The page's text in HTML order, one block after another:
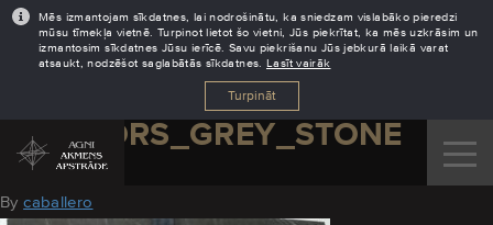
Mēs izmantojam sīkdatnes, lai nodrošinātu, ka sniedzam vislabāko pieredzi
mūsu tīmekļa vietnē. Turpinot lietot šo vietni, Jūs piekrītat, ka mēs uzkrāsim un
izmantosim sīkdatnes Jūsu ierīcē. Savu piekrišanu Jūs jebkurā laikā varat
atsaukt, nodzēšot saglabātās sīkdatnes. Lasīt vairāk
Turpināt
MARMORS_GREY_STONE
August 29, 2016
Bycaballero